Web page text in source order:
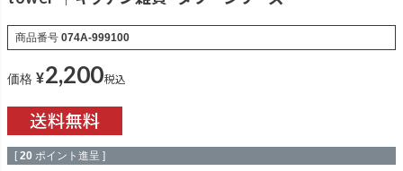
商品番号 074A-999100
価格 ¥2,200税込
[ 20 ポイント進呈 ]